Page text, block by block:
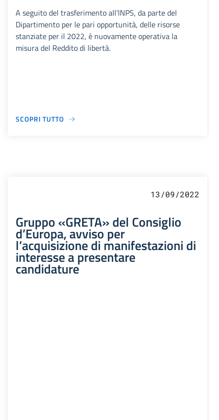
A seguito del trasferimento all’INPS, da parte del
Dipartimento per le pari opportunità, delle risorse
stanziate per il 2022, è nuovamente operativa la
misura del Reddito di libertà.
SCOPRI TUTTO
13/09/2022
Gruppo «GRETA» del Consiglio
d’Europa, avviso per
l’acquisizione di manifestazioni di
interesse a presentare
candidature